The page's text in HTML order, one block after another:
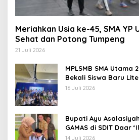
Meriahkan Usia ke-45, SMA YP
Sehat dan Potong Tumpeng
21 Juli 2026
MPLSMB SMA Utama
Bekali Siswa Baru
Jurnalistik, dan Etika
16 Juli 2026
Bupati Ayu
GAMAS di SDIT Daar
14 Juli 2026